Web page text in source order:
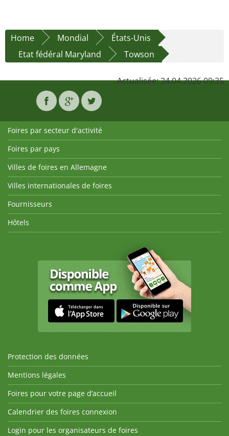
Home Mondial
États-Unis
Etat fédéral Maryland
Towson
Actualisée: 24.04.2026 09:35
Foires par secteur d'activité
Foires par pays
Villes de foires en Allemagne
Villes internationales de foires
Fournisseurs
Hôtels
Protection des données
Mentions légales
Foires pour votre page d’accueil
Calendrier des foires connexion
Login pour les organisateurs de foires